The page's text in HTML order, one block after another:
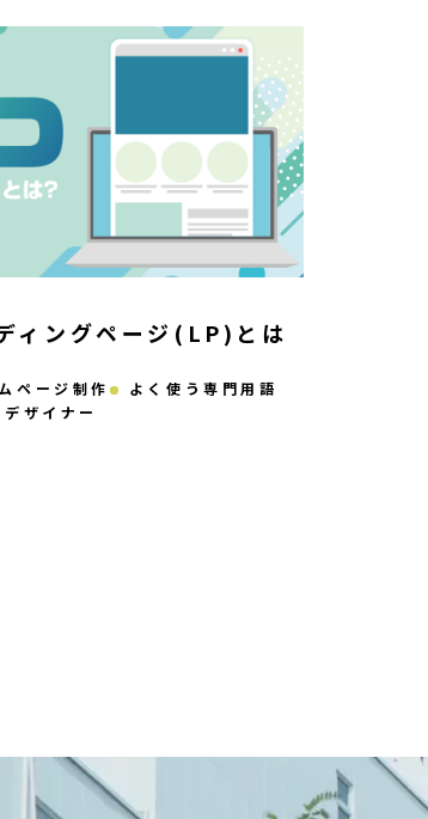
ィングページ(LP)とは
ページ制作
よく使う専門用語
ザイナー